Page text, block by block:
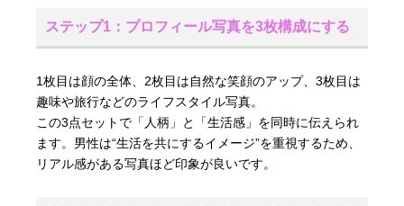
ステップ1：プロフィール写真を3枚構成にする
1枚目は顔の全体、2枚目は自然な笑顔のアップ、3枚目は
趣味や旅行などのライフスタイル写真。
この3点セットで「人柄」と「生活感」を同時に伝えられ
ます。男性は“生活を共にするイメージ”を重視するため、
リアル感がある写真ほど印象が良いです。